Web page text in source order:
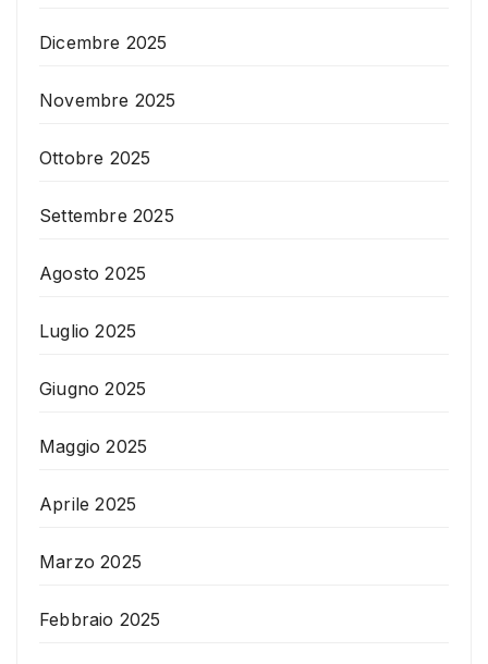
Dicembre 2025
Novembre 2025
Ottobre 2025
Settembre 2025
Agosto 2025
Luglio 2025
Giugno 2025
Maggio 2025
Aprile 2025
Marzo 2025
Febbraio 2025